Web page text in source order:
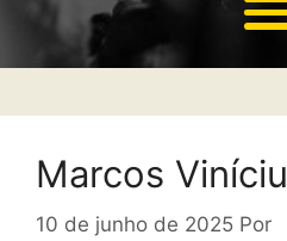
Marcos
10 de junho de 2025 Por